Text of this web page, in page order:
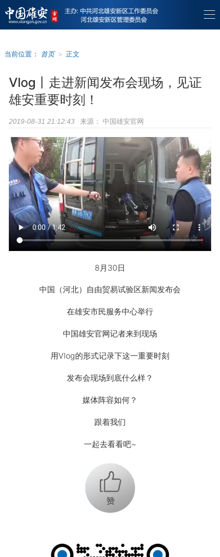
当前位置： 首页 > 正文
Vlog丨走进新闻发布会现场，见证
雄安重要时刻！
2019-08-31 21:12:43 来源： 中国雄安官网
8月30日
中国（河北）自由贸易试验区新闻发布会
在雄安市民服务中心举行
中国雄安官网记者来到现场
用Vlog的形式记录下这一重要时刻
发布会现场到底什么样？
媒体阵容如何？
跟着我们
一起去看看吧~
+1